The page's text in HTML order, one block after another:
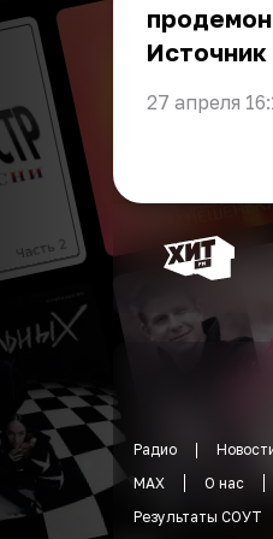
Источник
27 апреля
Радио
MAX
О нас
Результаты СОУТ